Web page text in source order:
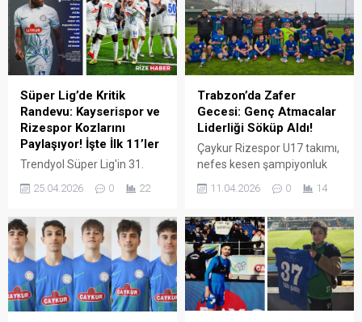
bulundu. Uçar, iptal edilen
gol ve çıkan kartların takımı
psikolojik olarak etkilediğini
vurguladı.
gollere engel olamayan
yeşil-mavililer, rakibinin
küme düşme hattından
kurtulmasına engel olamadı.
Süper Lig’de Kritik
Randevu: Kayserispor ve
Rizespor Kozlarını
Paylaşıyor! İşte İlk 11’ler
Trendyol Süper Lig'in 31.
savaşı" yaşanıyor. Küme
uzaklaşmak isteyen
Zecorner Kayserispor,
yükselişini sürdüren Çaykur
Rizespor'u ağırlıyor.
25.04.2026 0 22
Trabzon’da Zafer
Gecesi: Genç Atmacalar
Liderliği Söküp Aldı!
Çaykur Rizespor U17 takımı,
nefes kesen şampiyonluk
Trabzonspor’u 3-2 mağlup
tamamladı ve Türkiye
Finalleri biletini cebine
koydu.
11.04.2026 0 14